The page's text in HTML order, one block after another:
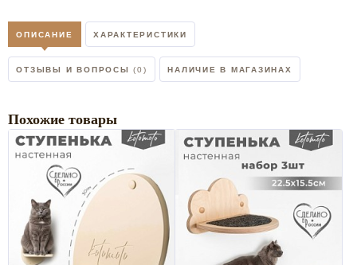
ОПИСАНИЕ ХАРАКТЕРИСТИКИ
ОТЗЫВЫ И ВОПРОСЫ(0) НАЛИЧИЕ В МАГАЗИНАХ
Похожие товары